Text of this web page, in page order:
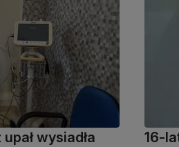
wysiadła
16-